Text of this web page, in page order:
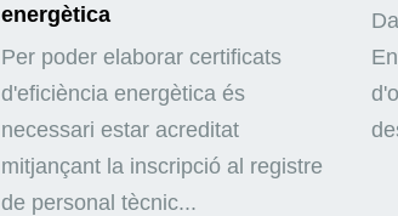
energètica
Per poder elaborar certificats
d'eficiència energètica és
necessari estar acreditat
mitjançant la inscripció al registre
de personal tècnic...